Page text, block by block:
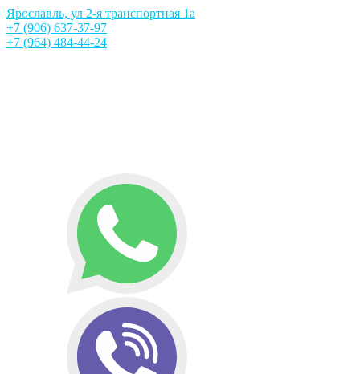
Ярославль, ул 2-я транспортная 1а
+7 (906) 637-37-97
+7 (964) 484-44-24